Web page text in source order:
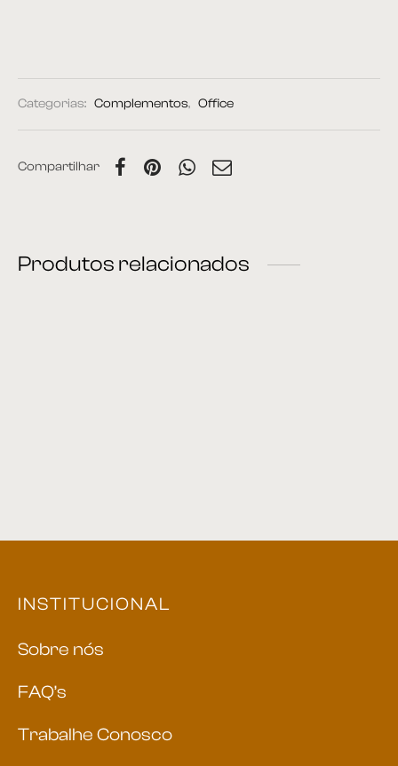
Categorias: Complementos, Office
Compartilhar
Produtos relacionados
INSTITUCIONAL
Sobre nós
FAQ’s
Trabalhe Conosco